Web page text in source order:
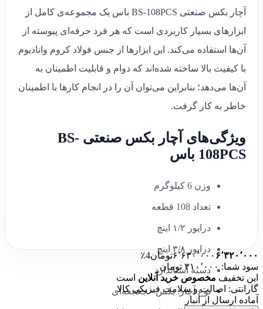
آچار بکس صنعتی BS-108PCS باس یک مجموعه‌ی‌ کامل از
ابزارهای بسیار کاربردی است که هر فرد حرفه‌ای پیوسته از
آن‌ها‌ استفاده می‌کند. این ابزارها از جنس فولاد کروم وانادیوم
با کیفیت بالا ساخته شده‌اند که دوام و قابلیت اطمینان به
آن‌ها می‌دهد؛ بنابراین می‌توان آن را در انجام کارها با اطمینان
خاطر به کار گرفت.
ویژگی‌های آچار بکس صنعتی BS-
108PCS باس
وزن 6 کیلوگرم
تعداد 108 قطعه
درایور ۱/۲ اینچ
درایور ۳/۸ اینچ
دسته استاندارد
نوع آچار: بکس - جغجغه‌ای
۶٬۶۳۰٬۰۰۰ ۶٬۳۲۰٬۰۰۰ تومان4٪
سود شما: ۳۱۰٬۰۰۰ تومان
این تخفیف مخصوص خرید آنلاین است
گارانتی: اصالت و سلامت فیزیکی کالا
آماده ارسال از انبار